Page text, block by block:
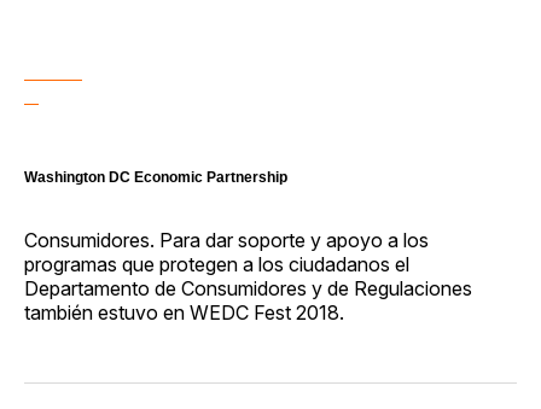
Washington DC Economic Partnership
Consumidores. Para dar soporte y apoyo a los
programas que protegen a los ciudadanos el
Departamento de Consumidores y de Regulaciones
también estuvo en WEDC Fest 2018.